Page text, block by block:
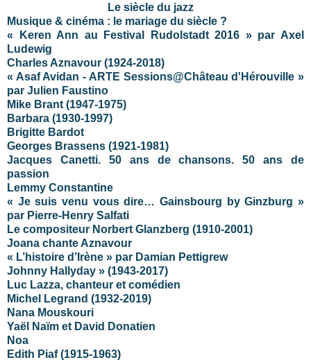
Le siècle du jazz
Musique & cinéma : le mariage du siècle ?
« Keren Ann au Festival Rudolstadt 2016 » par Axel
Ludewig
Charles Aznavour (1924-2018)
« Asaf Avidan - ARTE Sessions@Château d'Hérouville »
par Julien Faustino
Mike Brant (1947-1975)
Barbara (1930-1997)
Brigitte Bardot
Georges Brassens (1921-1981)
Jacques Canetti. 50 ans de chansons. 50 ans de
passion
Lemmy Constantine
« Je suis venu vous dire… Gainsbourg by Ginzburg »
par Pierre-Henry Salfati
Le compositeur Norbert Glanzberg (1910-2001)
Joana chante Aznavour
« L’histoire d’Irène » par Damian Pettigrew
Johnny Hallyday » (1943-2017)
Luc Lazza, chanteur et comédien
Michel Legrand (1932-2019)
Nana Mouskouri
Yaël Naïm et David Donatien
Noa
Edith Piaf (1915-1963)